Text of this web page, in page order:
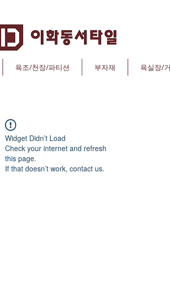
욕조/천장/파티션 부자재 욕실장/
Widget Didn’t Load
Check your internet and refresh
this page.
If that doesn’t work, contact us.